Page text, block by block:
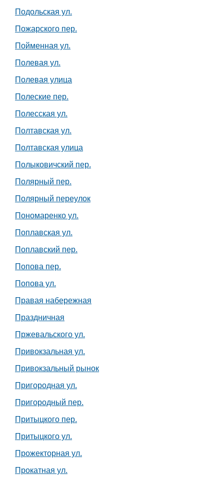
Подольская ул.
Пожарского пер.
Пойменная ул.
Полевая ул.
Полевая улица
Полеские пер.
Полесская ул.
Полтавская ул.
Полтавская улица
Полыковичский пер.
Полярный пер.
Полярный переулок
Пономаренко ул.
Поплавская ул.
Поплавский пер.
Попова пер.
Попова ул.
Правая набережная
Праздничная
Пржевальского ул.
Привокзальная ул.
Привокзальный рынок
Пригородная ул.
Пригородный пер.
Притыцкого пер.
Притыцкого ул.
Прожекторная ул.
Прокатная ул.